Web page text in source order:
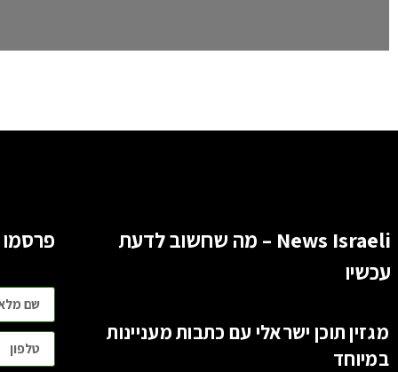
News Israeli – מה שחשוב לדעת
עכשיו
מגזין תוכן ישראלי עם כתבות מעניינות
במיוחד